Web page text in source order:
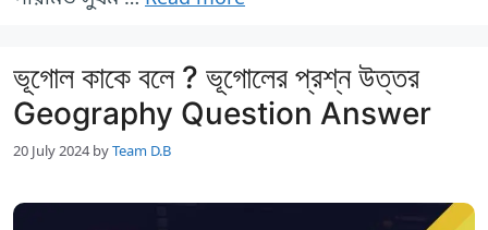
ভূগোল কাকে বলে ? ভূগোলের প্রশ্ন উত্তর
Geography Question Answer
20 July 2024 byTeam D.B